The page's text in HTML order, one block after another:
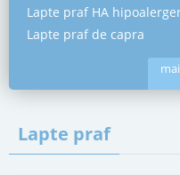
Lapte praf HA
Lapte praf de capra
Lapte praf